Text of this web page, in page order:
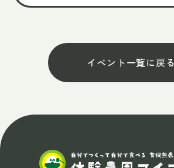
イベント一覧に戻る